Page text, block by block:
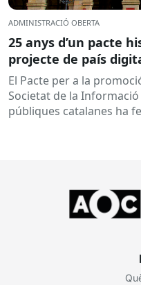
ADMINISTRACIÓ OBERTA
25 anys d’un pacte
projecte de país
El Pacte per a la
Societat de la
públiques catalanes ha